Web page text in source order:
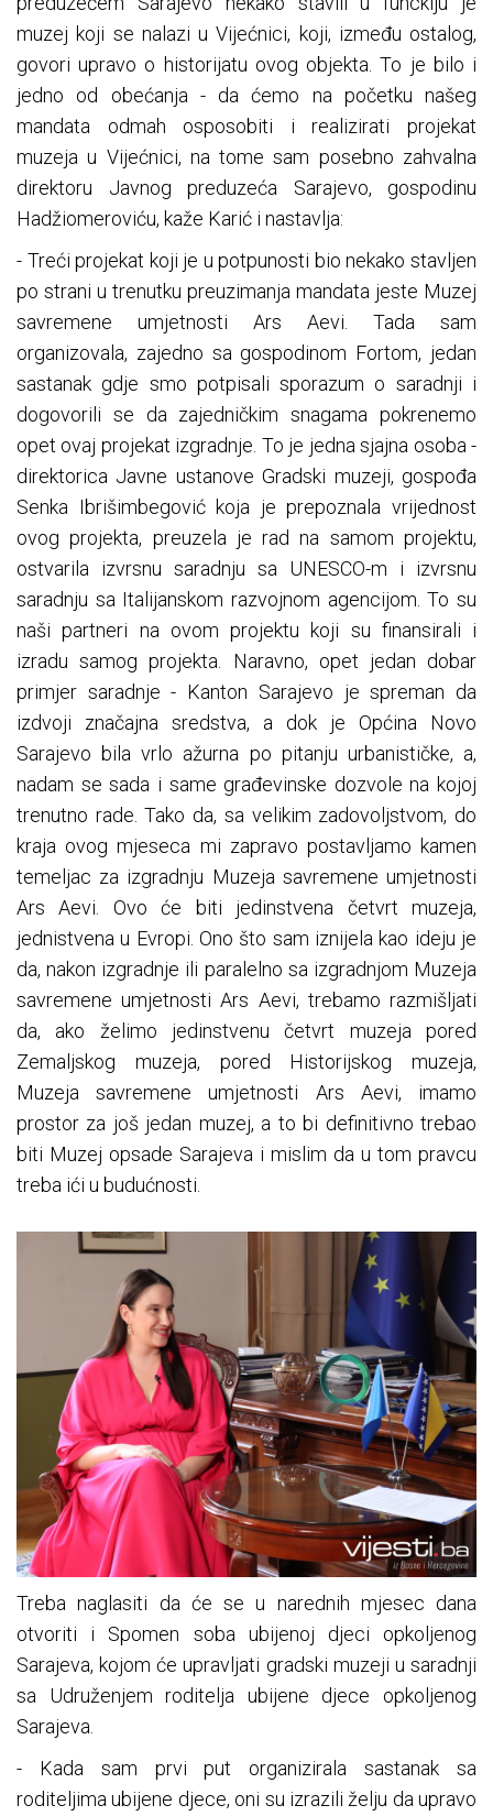
muzej koji se nalazi u Vijećnici, koji, između ostalog,
govori upravo o historijatu ovog objekta. To je bilo i
jedno od obećanja - da ćemo na početku našeg
mandata odmah osposobiti i realizirati projekat
muzeja u Vijećnici, na tome sam posebno zahvalna
direktoru Javnog preduzeća Sarajevo, gospodinu
Hadžiomeroviću, kaže Karić i nastavlja:
- Treći projekat koji je u potpunosti bio nekako stavljen
po strani u trenutku preuzimanja mandata jeste Muzej
savremene umjetnosti Ars Aevi. Tada sam
organizovala, zajedno sa gospodinom Fortom, jedan
sastanak gdje smo potpisali sporazum o saradnji i
dogovorili se da zajedničkim snagama pokrenemo
opet ovaj projekat izgradnje. To je jedna sjajna osoba -
direktorica Javne ustanove Gradski muzeji, gospođa
Senka Ibrišimbegović koja je prepoznala vrijednost
ovog projekta, preuzela je rad na samom projektu,
ostvarila izvrsnu saradnju sa UNESCO-m i izvrsnu
saradnju sa Italijanskom razvojnom agencijom. To su
naši partneri na ovom projektu koji su finansirali i
izradu samog projekta. Naravno, opet jedan dobar
primjer saradnje - Kanton Sarajevo je spreman da
izdvoji značajna sredstva, a dok je Općina Novo
Sarajevo bila vrlo ažurna po pitanju urbanističke, a,
nadam se sada i same građevinske dozvole na kojoj
trenutno rade. Tako da, sa velikim zadovoljstvom, do
kraja ovog mjeseca mi zapravo postavljamo kamen
temeljac za izgradnju Muzeja savremene umjetnosti
Ars Aevi. Ovo će biti jedinstvena četvrt muzeja,
jednistvena u Evropi. Ono što sam iznijela kao ideju je
da, nakon izgradnje ili paralelno sa izgradnjom Muzeja
savremene umjetnosti Ars Aevi, trebamo razmišljati
da, ako želimo jedinstvenu četvrt muzeja pored
Zemaljskog muzeja, pored Historijskog muzeja,
Muzeja savremene umjetnosti Ars Aevi, imamo
prostor za još jedan muzej, a to bi definitivno trebao
biti Muzej opsade Sarajeva i mislim da u tom pravcu
treba ići u budućnosti.
Treba naglasiti da će se u narednih mjesec dana
otvoriti i Spomen soba ubijenoj djeci opkoljenog
Sarajeva, kojom će upravljati gradski muzeji u saradnji
sa Udruženjem roditelja ubijene djece opkoljenog
Sarajeva.
- Kada sam prvi put organizirala sastanak sa
roditeljima ubijene djece, oni su izrazili želju da upravo